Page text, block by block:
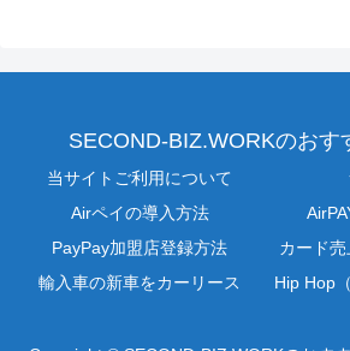
SECOND-BIZ.WORKのおす
当サイトご利用について
Airペイの導入方法
PayPay加盟店登録方法
カード売
輸入車の新車をカーリース
Hip Hop